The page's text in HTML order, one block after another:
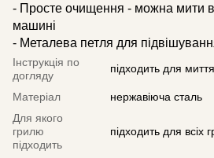
- Просте очищення - можна мити в
машині
- Металева петля для
Інструкція по
догляду
підходить для
Матеріал
нержавіюча сталь
Для якого
грилю
підходить
підходить для всіх